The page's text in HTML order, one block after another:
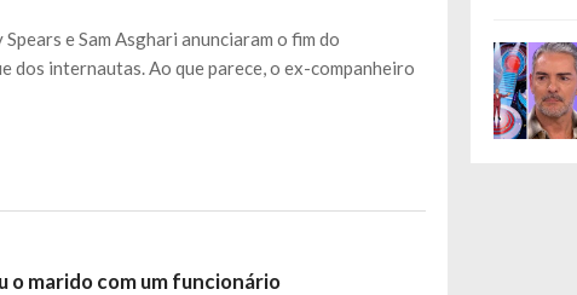
e Sam Asghari anunciaram o fim do
dos internautas. Ao que parece, o ex-companheiro
o marido com um funcionário